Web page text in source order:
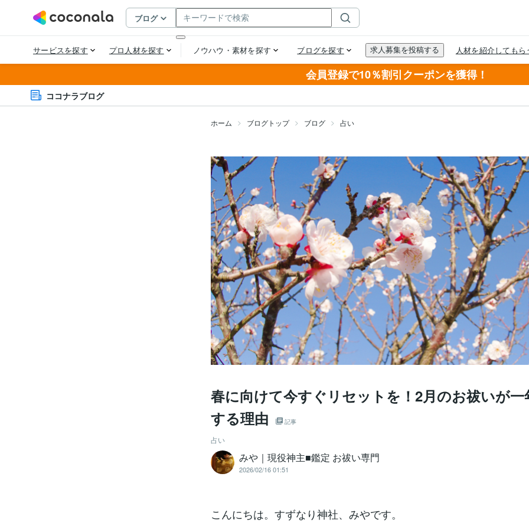
会員登録で10％割引クーポンを獲得！
ココナラブログ
ホーム ブログトップ ブログ 占い
春に向けて今すぐリセットを！2月のお祓いが一
する理由
記事
占い
みや｜現役神主■鑑定 お祓い専門
2026/02/16 01:51
こんにちは。すずなり神社、みやです。